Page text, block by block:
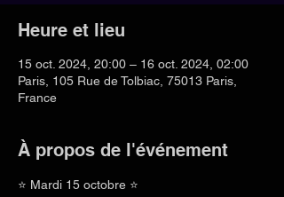
Heure et lieu
15 oct. 2024, 20:00 – 16 oct. 2024, 02:00
Paris, 105 Rue de Tolbiac, 75013 Paris,
France
À propos de l'événement
⭐ Mardi 15 octobre ⭐